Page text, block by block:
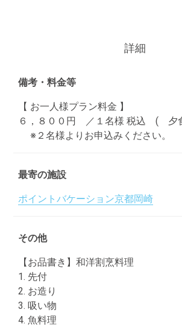
詳細
備考・料金等
【 お一人様プラン料金 】
６，８００円 ／１名様 税込 ( 夕
※２名様よりお申込みください。
最寄の施設
ポイントバケーション京都岡崎
その他
【お品書き】和洋割烹料理
1. 先付
2. お造り
3. 吸い物
4. 魚料理